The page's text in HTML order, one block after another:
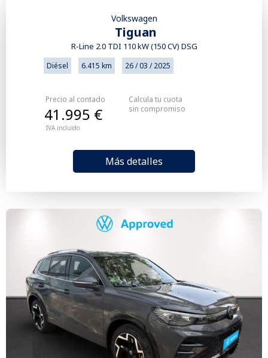
Volkswagen
Tiguan
R-Line 2.0 TDI 110 kW (150 CV) DSG
Diésel 6.415 km 26 / 03 / 2025
Precio al contado
IVA incluido
41.995 €
Más detalles
Calcula tu cuota
sin compromiso